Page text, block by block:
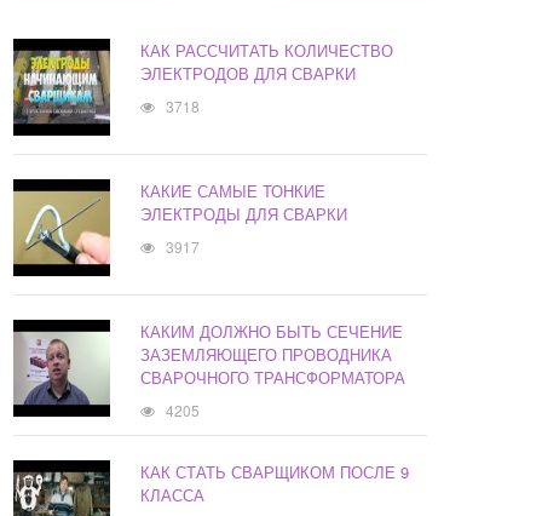
КАК РАССЧИТАТЬ КОЛИЧЕСТВО
ЭЛЕКТРОДОВ ДЛЯ СВАРКИ
3718
КАКИЕ САМЫЕ ТОНКИЕ
ЭЛЕКТРОДЫ ДЛЯ СВАРКИ
3917
КАКИМ ДОЛЖНО БЫТЬ СЕЧЕНИЕ
ЗАЗЕМЛЯЮЩЕГО ПРОВОДНИКА
СВАРОЧНОГО ТРАНСФОРМАТОРА
4205
КАК СТАТЬ СВАРЩИКОМ ПОСЛЕ 9
КЛАССА